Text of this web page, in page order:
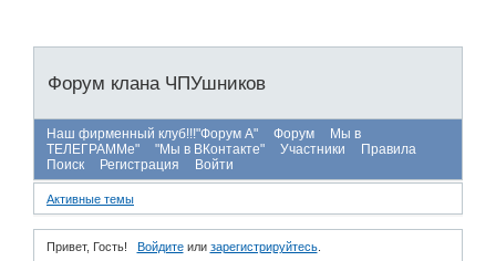
Форум клана ЧПУшников
Наш фирменный клуб!!!"Форум А" Форум
Мы в
ТЕЛЕГРАММе"
"Мы в ВКонтакте" Участники
Правила
Поиск
Регистрация Войти
Активные темы
Привет, Гость! Войдитеили зарегистрируйтесь.